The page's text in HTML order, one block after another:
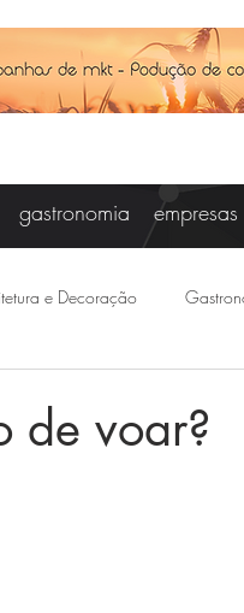
gastronomia
e Decoração
de voar?